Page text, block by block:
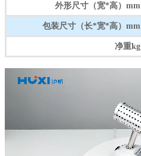
外形尺寸（宽*高）mm
包装尺寸（长*宽*高）mm
净重kg